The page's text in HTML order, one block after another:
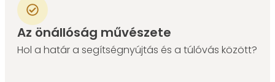
Az önállóság művészete
Hol a határ a segítségnyújtás és a túlóvás között?